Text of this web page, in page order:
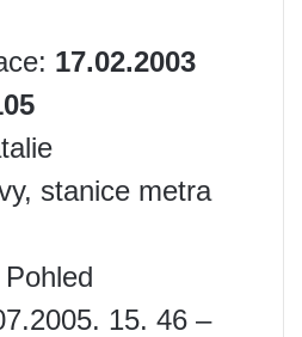
17.02.2003
stanice metra
15. 46 –